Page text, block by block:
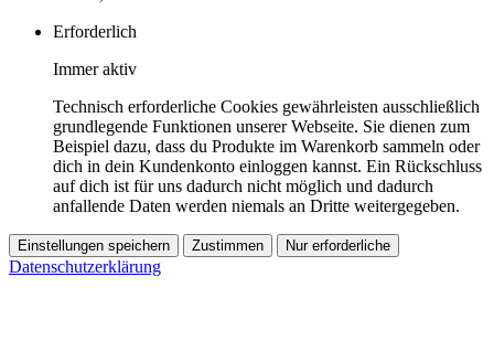
Erforderlich
Immer aktiv
Technisch erforderliche Cookies gewährleisten ausschließlich
grundlegende Funktionen unserer Webseite. Sie dienen zum
Beispiel dazu, dass du Produkte im Warenkorb sammeln oder
dich in dein Kundenkonto einloggen kannst. Ein Rückschluss
auf dich ist für uns dadurch nicht möglich und dadurch
anfallende Daten werden niemals an Dritte weitergegeben.
Einstellungen speichern Zustimmen Nur erforderliche
Datenschutzerklärung